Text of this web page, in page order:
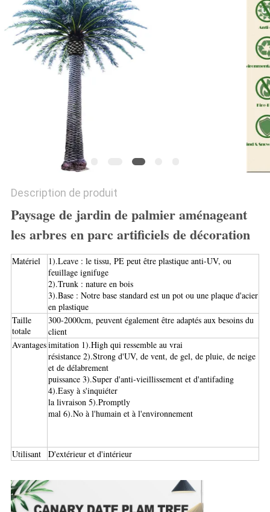
DEVIS
PLAN
POLITIQUE
CONFIDENTIALITÉ
Description de produit
Paysage de jardin de palmier aménageant
les arbres en parc artificiels de décoration
Matériel
1).Leave : le tissu, PE peut être plastique anti-UV, ou
feuillage ignifuge
2).Trunk : nature en bois
3).Base : Notre base standard est un pot ou une plaque d'acier
en plastique
Taille
totale
300-2000cm, peuvent également être adaptés aux besoins du
client
Avantagesimitation 1).High qui ressemble au vrai
résistance 2).Strong d'UV, de vent, de gel, de pluie, de neige
et de délabrement
puissance 3).Super d'anti-vieillissement et d'antifading
4).Easy à s'inquiéter
la livraison 5).Promptly
mal 6).No à l'humain et à l'environnement
Utilisant D'extérieur et d'intérieur